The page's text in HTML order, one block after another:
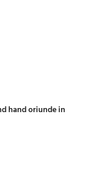
hand oriunde in